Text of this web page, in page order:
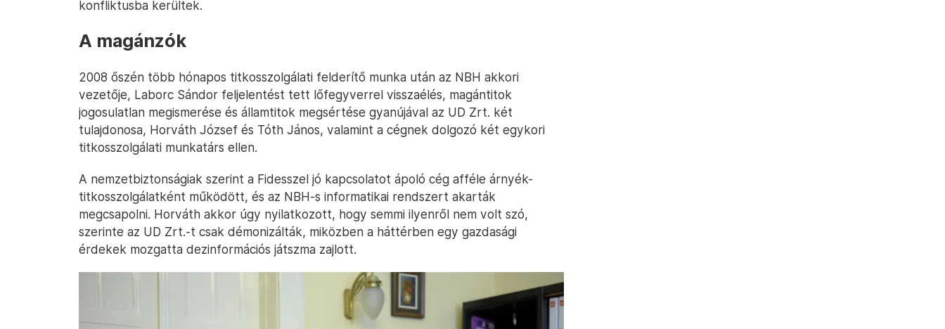
konfliktusba kerültek.
A magánzók
2008 őszén több hónapos titkosszolgálati felderítő munka után az NBH akkori
vezetője, Laborc Sándor feljelentést tett lőfegyverrel visszaélés, magántitok
jogosulatlan megismerése és államtitok megsértése gyanújával az UD Zrt. két
tulajdonosa, Horváth József és Tóth János, valamint a cégnek dolgozó két egykori
titkosszolgálati munkatárs ellen.
A nemzetbiztonságiak szerint a Fidesszel jó kapcsolatot ápoló cég afféle árnyék-
titkosszolgálatként működött, és az NBH-s informatikai rendszert akarták
megcsapolni. Horváth akkor úgy nyilatkozott, hogy semmi ilyenről nem volt szó,
szerinte az UD Zrt.-t csak démonizálták, miközben a háttérben egy gazdasági
érdekek mozgatta dezinformációs játszma zajlott.